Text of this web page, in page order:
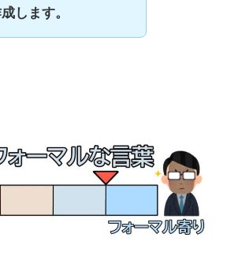
します。